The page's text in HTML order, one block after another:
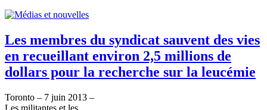
Les membres du syndicat sauvent des vies
en recueillant environ 2,5 millions de
dollars pour la recherche sur la leucémie
Toronto – 7 juin 2013 –
Les militantes et les